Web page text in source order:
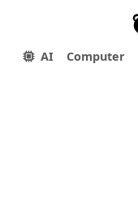
AI Computer